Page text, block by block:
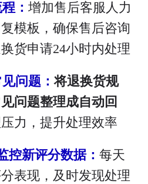
： 增加售后客服人力
模板，确保售后咨询
货申请24小时内处理
问题：将退换货规
问题整理成自动回
力，提升处理效率
控新评分数据： 每天
表现，及时发现处理